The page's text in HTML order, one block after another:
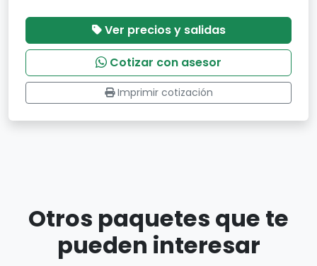
Ver precios y salidas
Cotizar con asesor
Imprimir cotización
Otros paquetes que te
pueden interesar